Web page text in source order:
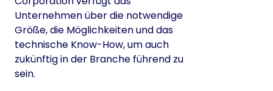
Unternehmen über die notwendige
Größe, die Möglichkeiten und das
technische Know-How, um auch
zukünftig in der Branche führend zu
sein.